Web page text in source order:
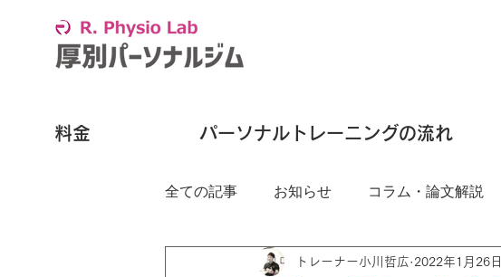
料金 パーソナルトレーニングの流れ
全ての記事 お知らせ コラム・論文解説
トレーナー小川哲広 2022年1月26日